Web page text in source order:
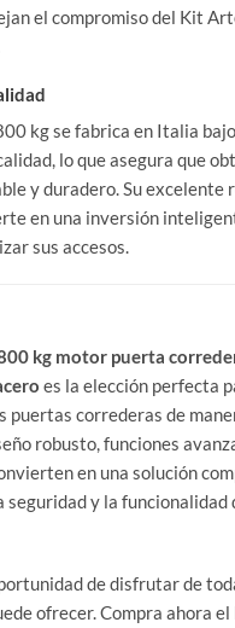
el compromiso del Kit
kg se fabrica en Italia
lo que asegura que
y duradero. Su excelente
en una inversión
sus accesos.
kg motor puerta
es la elección perfecta
puertas correderas de
robusto, funciones
en una solución
seguridad y la funcionalidad
de disfrutar de
ofrecer. Compra ahora el